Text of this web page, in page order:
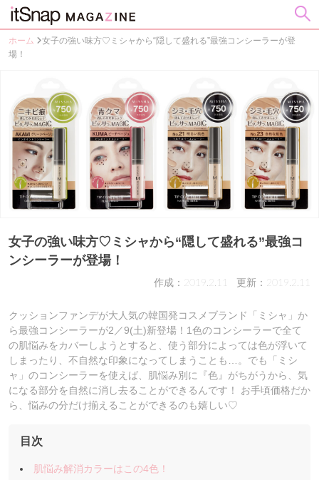
ホーム
女子の強い味方♡ミシャから“隠して盛れる”最強コンシーラーが登
場！
女子の強い味方♡ミシャから“隠して盛れる”最強コ
ンシーラーが登場！
作成：2019.2.11 更新：2019.2.11
クッションファンデが大人気の韓国発コスメブランド「ミシャ」か
ら最強コンシーラーが2／9(土)新登場！1色のコンシーラーで全て
の肌悩みをカバーしようとすると、使う部分によっては色が浮いて
しまったり、不自然な印象になってしまうことも…。でも「ミシ
ャ」のコンシーラーを使えば、肌悩み別に『色』がちがうから、気
になる部分を自然に消し去ることができるんです！ お手頃価格だか
ら、悩みの分だけ揃えることができるのも嬉しい♡
目次
肌悩み解消カラーはこの4色！